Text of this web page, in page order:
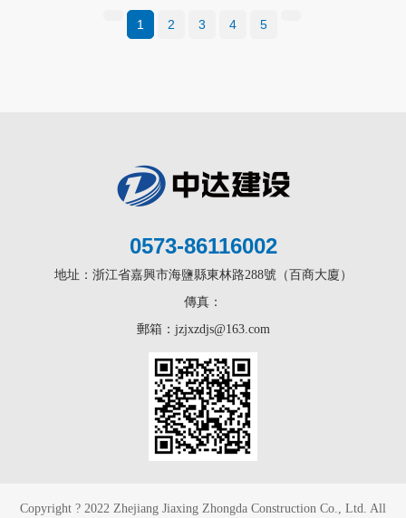
1 2 3 4 5
0573-86116002
地址：浙江省嘉興市海鹽縣東林路288號（百商大廈）
傳真：
郵箱：jzjxzdjs@163.com
Copyright ? 2022 Zhejiang Jiaxing Zhongda Construction Co., Ltd. All